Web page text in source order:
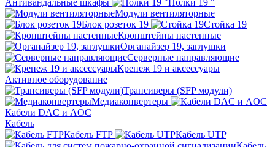
Модули вентиляторные
Блок розеток 19
Стойка 19
Кронштейны настенные
Органайзер 19, заглушки
Серверные направляющие
Крепеж 19 и аксессуары
Активное оборудование
Трансиверы (SFP модули)
Медиаконвертеры
Кабели DAC и AOC
Кабель
Кабель FTP
Кабель UTP